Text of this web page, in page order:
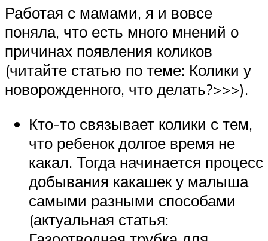
Работая с мамами, я и вовсе
поняла, что есть много мнений о
причинах появления коликов
(читайте статью по теме: Колики у
новорожденного, что делать?>>>).
Кто-то связывает колики с тем,
что ребенок долгое время не
какал. Тогда начинается процесс
добывания какашек у малыша
самыми разными способами
(актуальная статья: